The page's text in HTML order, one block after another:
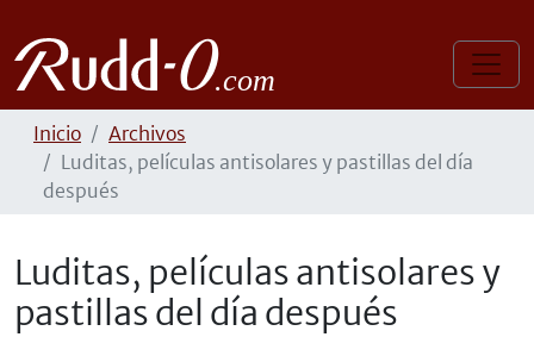
Inicio
Archivos
Luditas, películas antisolares y pastillas del día
después
Luditas, películas antisolares y
pastillas del día después